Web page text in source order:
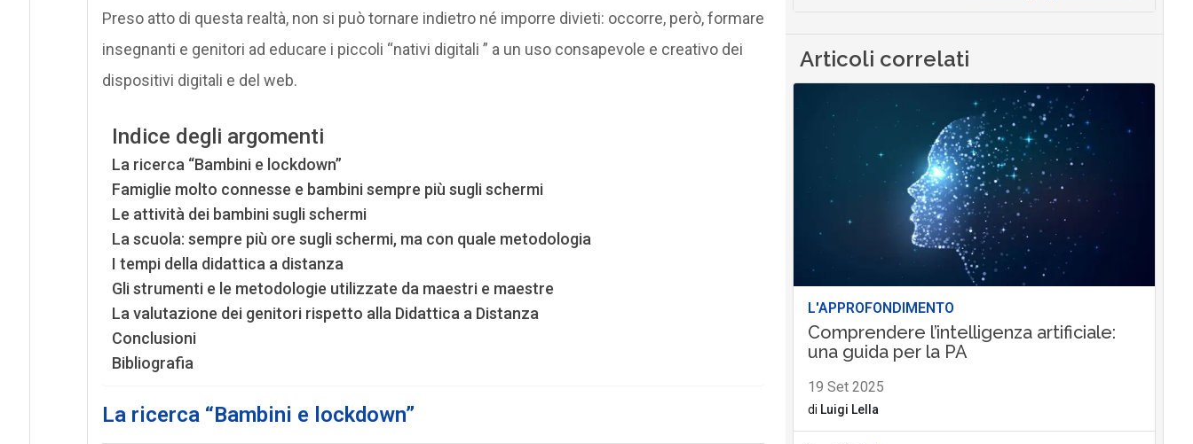
Preso atto di questa realtà, non si può tornare indietro né imporre divieti: occorre, però, formare
insegnanti e genitori ad educare i piccoli “nativi digitali ” a un uso consapevole e creativo dei
dispositivi digitali e del web.
Indice degli argomenti
La ricerca “Bambini e lockdown”
Famiglie molto connesse e bambini sempre più sugli schermi
Le attività dei bambini sugli schermi
La scuola: sempre più ore sugli schermi, ma con quale metodologia
I tempi della didattica a distanza
Gli strumenti e le metodologie utilizzate da maestri e maestre
La valutazione dei genitori rispetto alla Didattica a Distanza
Conclusioni
Bibliografia
La ricerca “Bambini e lockdown”
Articoli correlati
L'APPROFONDIMENTO
Comprendere l’intelligenza artificiale:
una guida per la PA
19 Set 2025
di Luigi Lella